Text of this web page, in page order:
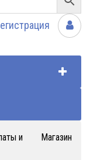
и
Магазин